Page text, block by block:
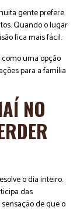
gente prefere
Quando o lugar
fica mais fácil.
uma opção
para a família
NO
o dia inteiro.
das
de que o